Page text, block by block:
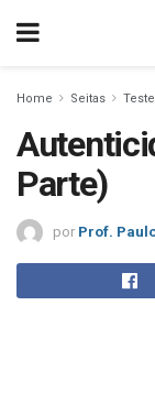
Home Seitas
Parte)
por Prof.